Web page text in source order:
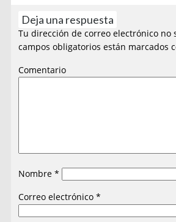
Deja una respuesta
Tu dirección de correo electrónico no
campos obligatorios están marcados
Comentario
Nombre*
Correo electrónico*